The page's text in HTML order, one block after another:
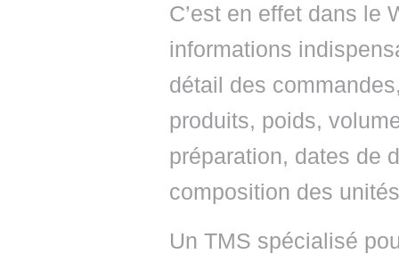
C’est en effet dans le
informations
détail des
produits, poids,
préparation, dates de
composition des
Un TMS spécialisé